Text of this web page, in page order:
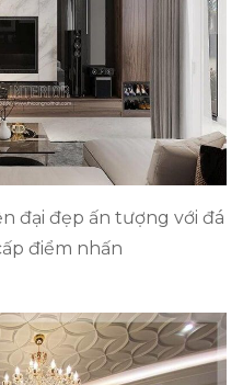
đại đẹp ấn tượng với đá
điểm nhấn